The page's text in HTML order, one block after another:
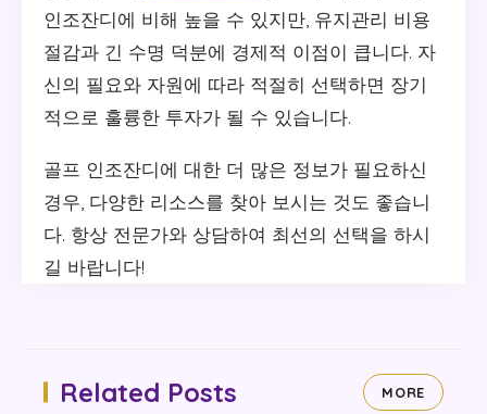
인조잔디에 비해 높을 수 있지만, 유지관리 비용
절감과 긴 수명 덕분에 경제적 이점이 큽니다. 자
신의 필요와 자원에 따라 적절히 선택하면 장기
적으로 훌륭한 투자가 될 수 있습니다.
골프 인조잔디에 대한 더 많은 정보가 필요하신
경우, 다양한 리소스를 찾아 보시는 것도 좋습니
다. 항상 전문가와 상담하여 최선의 선택을 하시
길 바랍니다!
Related Posts MORE